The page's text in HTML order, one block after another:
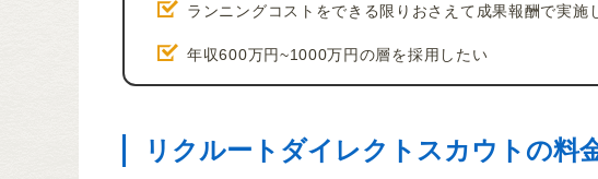
ランニングコストをできる限りおさえて成果報酬で実施
年収600万円~1000万円の層を採用したい
リクルートダイレクトスカウトの料